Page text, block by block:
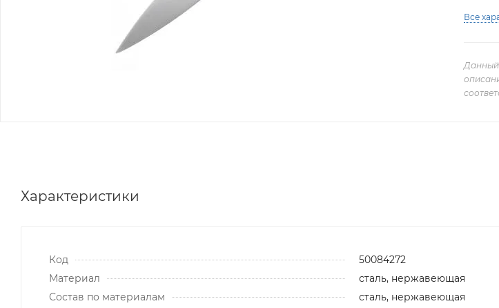
Все
Данный
Характеристики
Код
50084272
Материал
сталь, нержавеющая
Состав по материалам
сталь, нержавеющая